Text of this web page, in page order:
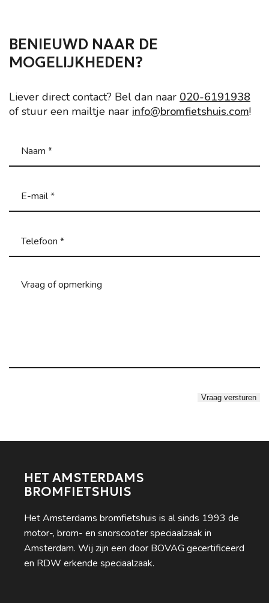
BENIEUWD NAAR DE
MOGELIJKHEDEN?
Liever direct contact? Bel dan naar 020-6191938
of stuur een mailtje naar info@bromfietshuis.com!
HET AMSTERDAMS
BROMFIETSHUIS
Het Amsterdams bromfietshuis is al sinds 1993 de
motor-, brom- en snorscooter speciaalzaak in
Amsterdam. Wij zijn een door BOVAG gecertificeerd
en RDW erkende speciaalzaak.